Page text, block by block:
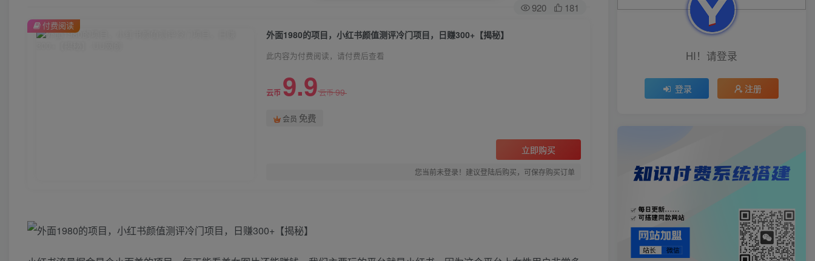
920 181
外面1980的项目，小红书颜值测评冷门项目，日赚300+【揭秘】
此内容为付费阅读，请付费后查看
云币 9.9云币99
会员 免费
立即购买
您当前未登录！建议登陆后购买，可保存购买订单
付费阅读
HI！请登录
登录 注册